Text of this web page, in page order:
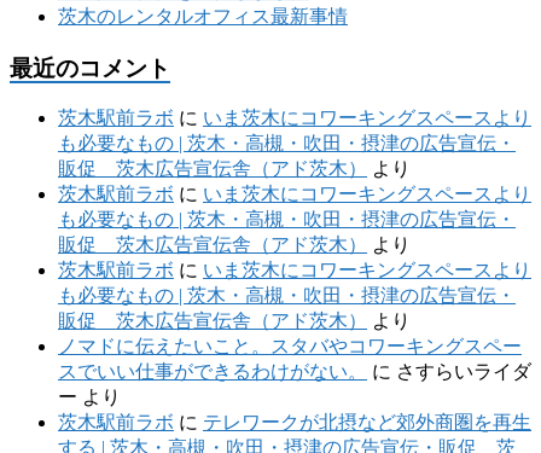
茨木のレンタルオフィス最新事情
最近のコメント
茨木駅前ラボ に いま茨木にコワーキングスペースより
も必要なもの | 茨木・高槻・吹田・摂津の広告宣伝・
販促 茨木広告宣伝舎（アド茨木）
より
茨木駅前ラボ に いま茨木にコワーキングスペースより
も必要なもの | 茨木・高槻・吹田・摂津の広告宣伝・
販促 茨木広告宣伝舎（アド茨木）
より
茨木駅前ラボ に いま茨木にコワーキングスペースより
も必要なもの | 茨木・高槻・吹田・摂津の広告宣伝・
販促 茨木広告宣伝舎（アド茨木）
より
ノマドに伝えたいこと。スタバやコワーキングスペー
スでいい仕事ができるわけがない。
に さすらいライダ
ー より
茨木駅前ラボ に テレワークが北摂など郊外商圏を再生
する | 茨木・高槻・吹田・摂津の広告宣伝・販促 茨